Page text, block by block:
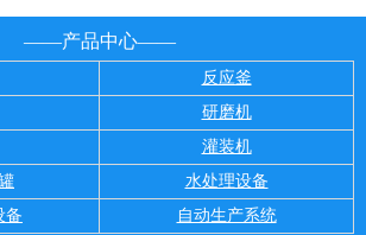
——产品中心——
反应釜
研磨机
灌装机
水处理设备
备
自动生产系统